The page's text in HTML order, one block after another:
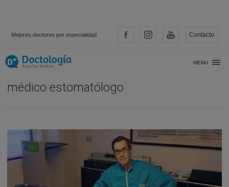
Mejores doctores por especialidad Contacto
MENU
Entrevista con… Fernando Loscos,
médico estomatólogo